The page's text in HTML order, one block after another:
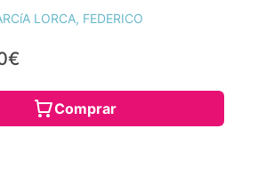
LORCA, FEDERICO
Comprar